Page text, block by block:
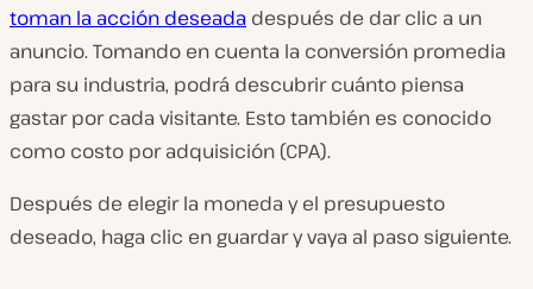
toman la acción deseada después de dar clic a un
anuncio. Tomando en cuenta la conversión promedia
para su industria, podrá descubrir cuánto piensa
gastar por cada visitante. Esto también es conocido
como costo por adquisición (CPA).
Después de elegir la moneda y el presupuesto
deseado, haga clic en guardar y vaya al paso siguiente.